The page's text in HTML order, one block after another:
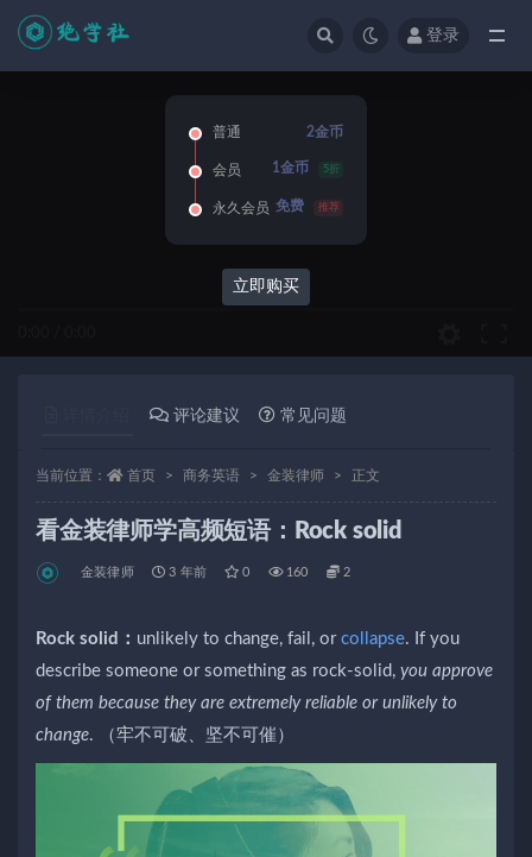
登录
普通 2金币
会员 1金币 5折
永久会员 免费 推荐
立即购买
评论建议 常见问题
当前位置： 首页 商务英语 金装律师 正文
看金装律师学高频短语：Rock solid
金装律师 3 年前 0 160 2
Rock solid： unlikely to change, fail, or collapse. If you
describe someone or something as rock-solid, you approve
of them because they are extremely reliable or unlikely to
change. （牢不可破、坚不可催）